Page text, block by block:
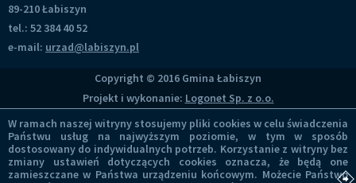
89-210 Łabiszyn
tel.: 52 384 40 52
e-mail: urzad@labiszyn.pl
Copyright © 2016 Gmina Łabiszyn
Projekt i wykonanie: Logonet Sp. z o.o.
W ramach naszej witryny stosujemy pliki cookies w celu świadczenia
Państwu usług na najwyższym poziomie, w tym w sposób
dostosowany do indywidualnych potrzeb. Korzystanie z witryny bez
zmiany ustawień dotyczących cookies oznacza, że będą one
zamieszczane w Państwa urządzeniu końcowym. Możecie Państwo